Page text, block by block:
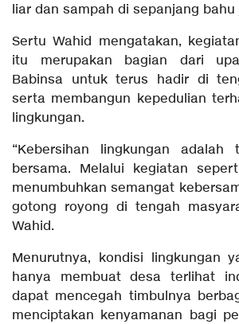
liar dan sampah di sepanjang bahu
Sertu Wahid mengatakan,
itu merupakan bagian dari
Babinsa untuk terus hadir di
serta membangun kepedulian
lingkungan.
“Kebersihan lingkungan adalah
bersama. Melalui kegiatan
menumbuhkan semangat
gotong royong di tengah
Wahid.
Menurutnya, kondisi lingkungan
hanya membuat desa terlihat
dapat mencegah timbulnya
menciptakan kenyamanan bagi